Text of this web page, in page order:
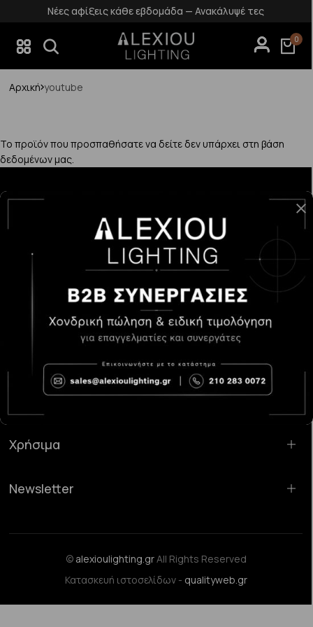
Νέες αφίξεις κάθε εβδομάδα — Ανακάλυψέ τες
0
Αρχική youtube
Το προϊόν που προσπαθήσατε να δείτε δεν υπάρχει στη βάση
δεδομένων μας.
Κατάστημα Χαλάνδρι:Σαρανταπόρου 55, 15232, Χαλάνδρι
sales@alexioulighting.gr
210 283 0072
6983123181
Χρήσιμα
Newsletter
© alexioulighting.grAll Rights Reserved
Κατασκευή ιστοσελίδων - qualityweb.gr